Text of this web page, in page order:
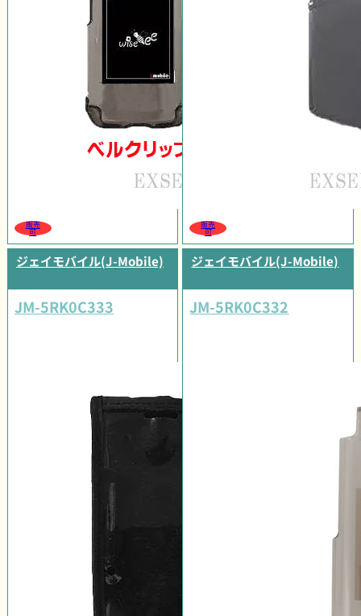
販売
可
販売
可
ジェイモバイル(J-Mobile)
JM-5RK0C333
ジェイモバイル(J-Mobile)
JM-5RK0C332